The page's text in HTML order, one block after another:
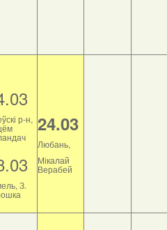
р-н,
З.
24.03
Любань,
Мікалай
Верабей